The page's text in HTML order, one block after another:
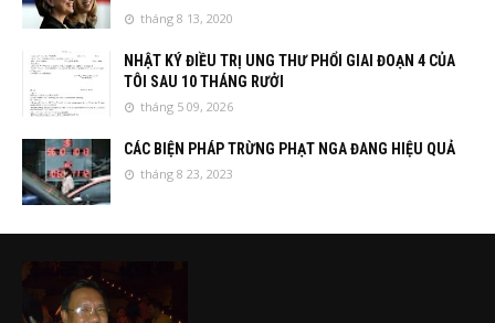
tháng 8 13, 2020
NHẬT KÝ ĐIỀU TRỊ UNG THƯ PHỔI GIAI ĐOẠN 4 CỦA
TÔI SAU 10 THÁNG RƯỞI
tháng 5 09, 2026
CÁC BIỆN PHÁP TRỪNG PHẠT NGA ĐANG HIỆU QUẢ
tháng 8 23, 2023